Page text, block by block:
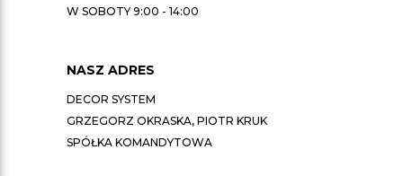
W SOBOTY 9:00 - 14:00
NASZ ADRES
DECOR SYSTEM
GRZEGORZ OKRASKA, PIOTR KRUK
SPÓŁKA KOMANDYTOWA